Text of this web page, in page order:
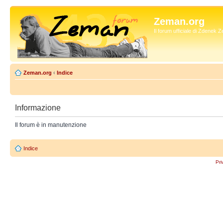
Zeman.org
Il forum ufficiale di Zdenek
Zeman.org ‹ Indice
Informazione
Il forum è in manutenzione
Indice